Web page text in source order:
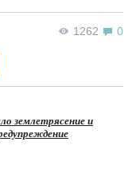
1262 0
землетрясение и